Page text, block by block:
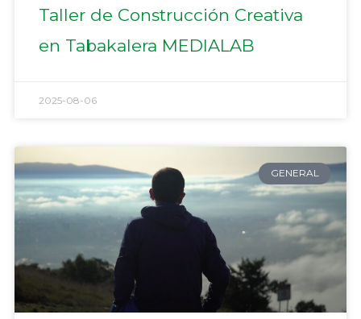
Taller de Construcción Creativa
en Tabakalera MEDIALAB
2025-08-06
GENERAL